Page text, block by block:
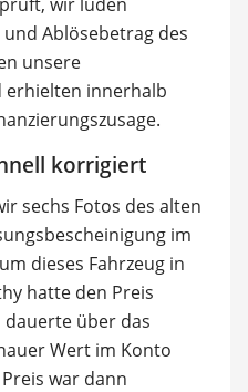
Ablösebetrag des
unsere
erhielten innerhalb
korrigiert
sechs Fotos des alten
im
dieses Fahrzeug in
hatte den Preis
über das
Wert im Konto
war dann